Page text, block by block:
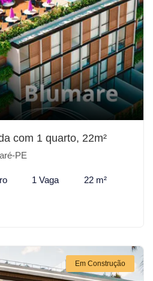
com 1 quarto, 22m²
PE
1 Vaga 22 m²
Em Construção